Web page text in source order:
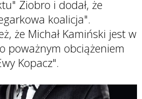
Ziobro i dodał, że
koalicja".
że Michał Kamiński jest w
poważnym obciążeniem
Kopacz".